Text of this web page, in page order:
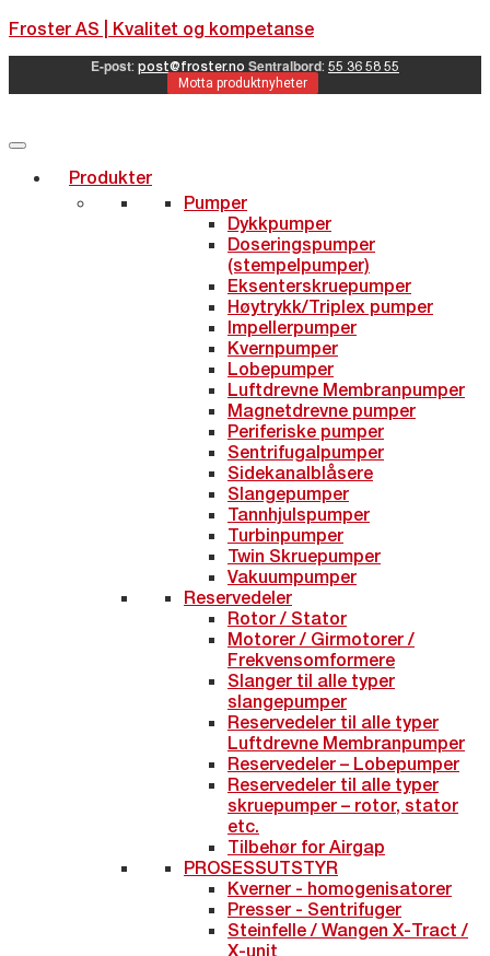
Froster AS | Kvalitet og kompetanse
E-post: post@froster.no Sentralbord: 55 36 58 55
Motta produktnyheter
Produkter
Pumper
Dykkpumper
Doseringspumper
(stempelpumper)
Eksenterskruepumper
Høytrykk/Triplex pumper
Impellerpumper
Kvernpumper
Lobepumper
Luftdrevne Membranpumper
Magnetdrevne pumper
Periferiske pumper
Sentrifugalpumper
Sidekanalblåsere
Slangepumper
Tannhjulspumper
Turbinpumper
Twin Skruepumper
Vakuumpumper
Reservedeler
Rotor / Stator
Motorer / Girmotorer /
Frekvensomformere
Slanger til alle typer
slangepumper
Reservedeler til alle typer
Luftdrevne Membranpumper
Reservedeler – Lobepumper
Reservedeler til alle typer
skruepumper – rotor, stator
etc.
Tilbehør for Airgap
PROSESSUTSTYR
Kverner - homogenisatorer
Presser - Sentrifuger
Steinfelle / Wangen X-Tract /
X-unit